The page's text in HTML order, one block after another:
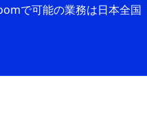
で可能の業務は日本全国